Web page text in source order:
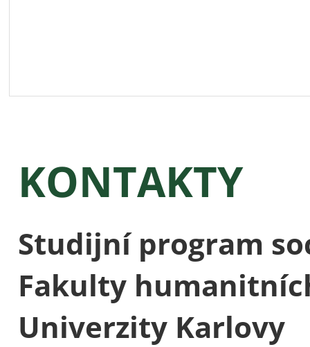
KONTAKTY
Studijní program
Fakulty
Univerzity Karlovy